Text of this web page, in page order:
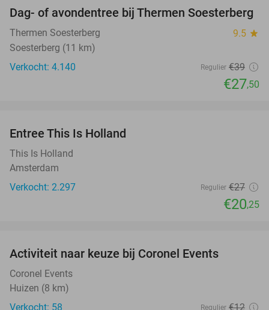
29%
Dag- of avondentree bij Thermen Soesterberg
Thermen Soesterberg 9.5 star
Soesterberg (11 km)
Verkocht: 4.140
Regulier €39
€27,50
Entree This Is Holland
This Is Holland
Amsterdam
Verkocht: 2.297
Regulier €27
€20,25
Activiteit naar keuze bij Coronel Events
Coronel Events
Huizen (8 km)
Verkocht: 58
Regulier €12